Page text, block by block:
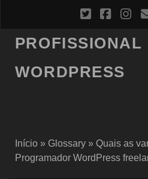
PROFISSIONAL
WORDPRESS
Início» Glossary» Quais as
Programador WordPress